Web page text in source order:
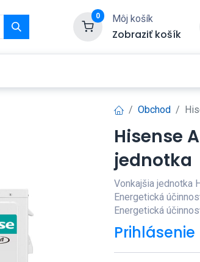
0 Môj košík
Zobraziť košík
Obchod
Hisense
jednotka
Vonkajšia jednotka
Energetická
Energetická
Prihlásenie